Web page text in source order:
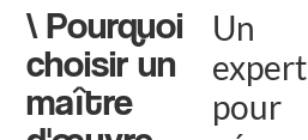
\ Pourquoi
choisir un
maître
Un
expert
pour